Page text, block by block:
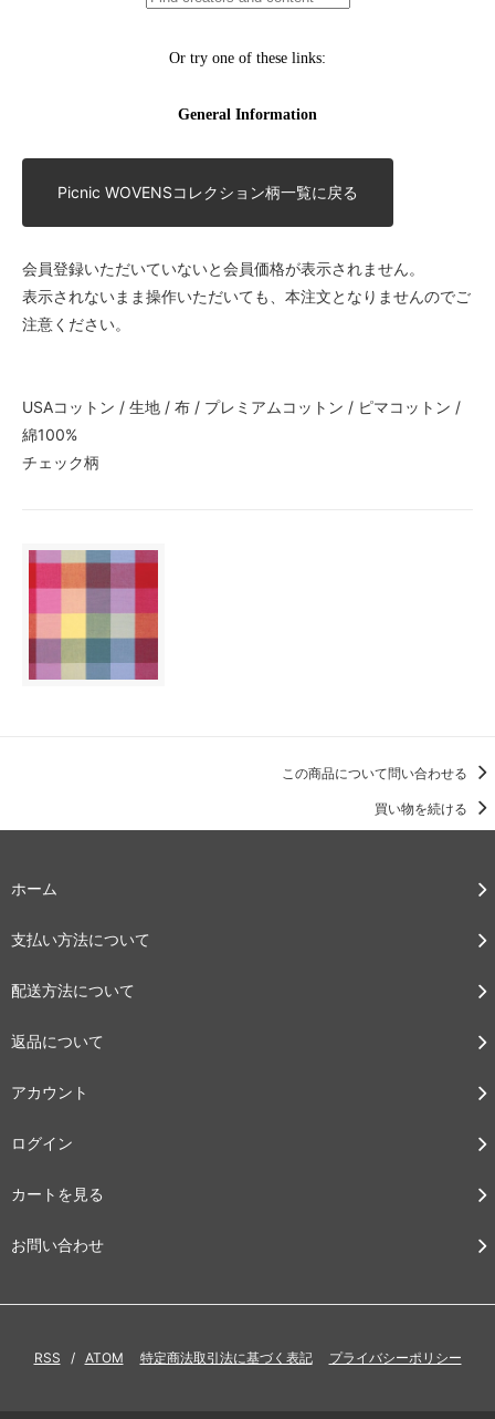
Picnic WOVENSコレクション柄一覧に戻る
会員登録いただいていないと会員価格が表示されません。
表示されないまま操作いただいても、本注文となりませんのでご
注意ください。
USAコットン / 生地 / 布 / プレミアムコットン / ピマコットン /
綿100%
チェック柄
この商品について問い合わせる
買い物を続ける
ホーム
支払い方法について
配送方法について
返品について
アカウント
ログイン
カートを見る
お問い合わせ
RSS / ATOM 特定商法取引法に基づく表記 プライバシーポリシー